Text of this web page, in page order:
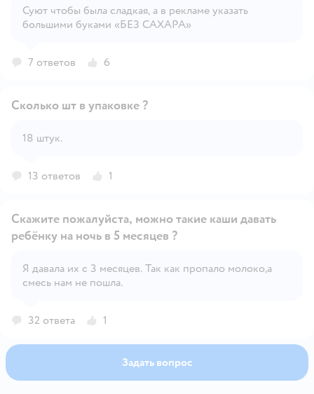
Открыть вопрос
Суют чтобы была сладкая, а в рекламе указать
большими буками «БЕЗ САХАРА»
7 ответов 6
Сколько шт в упаковке ?
18 штук.
13 ответов 1
Открыть вопрос
Скажите пожалуйста, можно такие каши давать
ребёнку на ночь в 5 месяцев ?
Я давала их с 3 месяцев. Так как пропало молоко,а
смесь нам не пошла.
32 ответа 1
Задать вопрос